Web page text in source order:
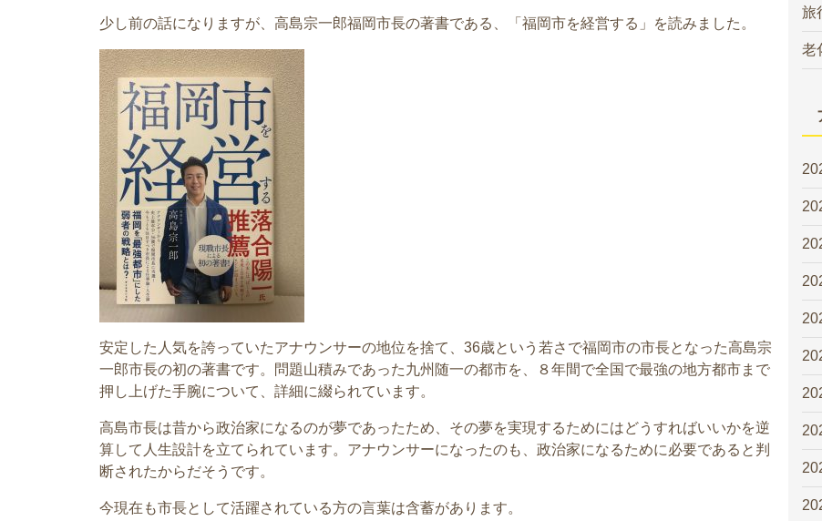
少し前の話になりますが、高島宗一郎福岡市長の著書である、「福岡市を経営する」を読みました。
安定した人気を誇っていたアナウンサーの地位を捨て、36歳という若さで福岡市の市長となった高島宗
一郎市長の初の著書です。問題山積みであった九州随一の都市を、８年間で全国で最強の地方都市まで
押し上げた手腕について、詳細に綴られています。
高島市長は昔から政治家になるのが夢であったため、その夢を実現するためにはどうすればいいかを逆
算して人生設計を立てられています。アナウンサーになったのも、政治家になるために必要であると判
断されたからだそうです。
今現在も市長として活躍されている方の言葉は含蓄があります。
旅
老